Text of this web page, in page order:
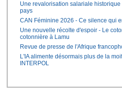
Une revalorisation salariale
pays
CAN Féminine 2026 - Ce silence qui
Une nouvelle récolte d'espoir - Le
cotonnière à Lamu
Revue de presse de l'Afrique
L'IA alimente désormais plus de la
INTERPOL